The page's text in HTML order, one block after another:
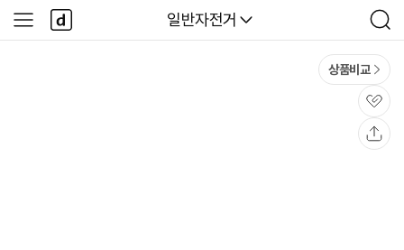
다나와
일반자전거
검
색
사
이
다
나
와
상품비교
관
심